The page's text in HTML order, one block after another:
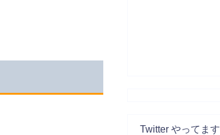
Twitter やってます